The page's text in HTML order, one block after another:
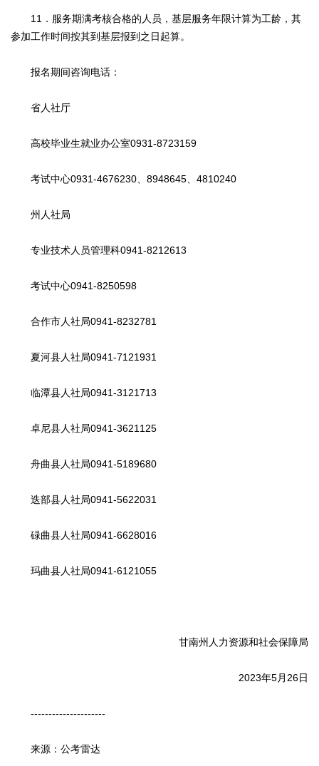
11．服务期满考核合格的人员，基层服务年限计算为工龄，其
参加工作时间按其到基层报到之日起算。
报名期间咨询电话：
省人社厅
高校毕业生就业办公室0931-8723159
考试中心0931-4676230、8948645、4810240
州人社局
专业技术人员管理科0941-8212613
考试中心0941-8250598
合作市人社局0941-8232781
夏河县人社局0941-7121931
临潭县人社局0941-3121713
卓尼县人社局0941-3621125
舟曲县人社局0941-5189680
迭部县人社局0941-5622031
碌曲县人社局0941-6628016
玛曲县人社局0941-6121055
甘南州人力资源和社会保障局
2023年5月26日
---------------------
来源：公考雷达